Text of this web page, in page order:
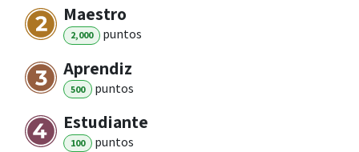
Maestro
2,000 puntos
Aprendiz
500 puntos
Estudiante
100 puntos